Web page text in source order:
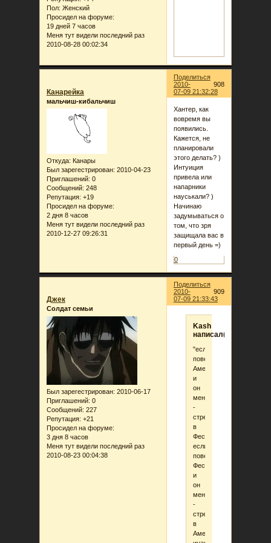
Пол: Женский
Просидел на форуме:
19 дней 7 часов
Меня тут видели последний раз
2010-08-28 00:02:34
Поделиться
908
2010-
07-09 21:32:28
Канарейка
мальчиш-кибальчиш
Откуда: Канары
Был зарегестрирован: 2010-04-23
Приглашений: 0
Сообщений: 248
Репутация: +19
Просидел на форуме:
2 дня 8 часов
Меня тут видели последний раз
2010-12-27 09:26:31
Хантер, как
вовремя вы
появились.
Кажется, не
планировали
этого делать? )
Интуиция
привела или
напарники
науськали? )
Начинаю
задумываться о
том, что зря
защищала вас в
первый день =)
0
Поделиться
909
2010-
07-09 21:33:43
Джек
Солдат семьи
Был зарегестрирован: 2010-06-17
Приглашений: 0
Сообщений: 227
Репутация: +21
Просидел на форуме:
3 дня 8 часов
Меня тут видели последний раз
2010-08-23 00:04:38
Kash
написал(а):
"если
повесят
Амену
и
он
мент
-
стреляю
в
Фесса.
если
повесят
Фесса
и
он
мент
-
стреляю
в
Амену.